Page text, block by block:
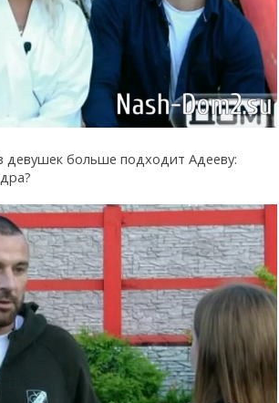
девушек больше подходит Адееву: